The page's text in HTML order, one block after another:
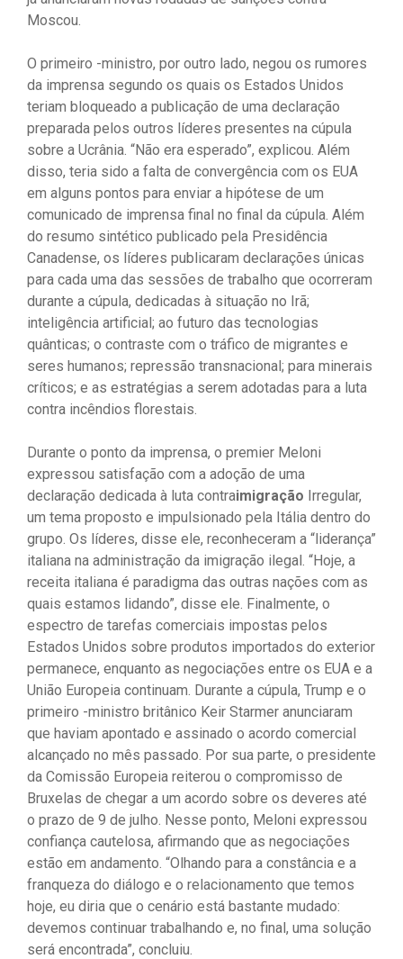
Moscou.
O primeiro -ministro, por outro lado, negou os rumores
da imprensa segundo os quais os Estados Unidos
teriam bloqueado a publicação de uma declaração
preparada pelos outros líderes presentes na cúpula
sobre a Ucrânia. “Não era esperado”, explicou. Além
disso, teria sido a falta de convergência com os EUA
em alguns pontos para enviar a hipótese de um
comunicado de imprensa final no final da cúpula. Além
do resumo sintético publicado pela Presidência
Canadense, os líderes publicaram declarações únicas
para cada uma das sessões de trabalho que ocorreram
durante a cúpula, dedicadas à situação no Irã;
inteligência artificial; ao futuro das tecnologias
quânticas; o contraste com o tráfico de migrantes e
seres humanos; repressão transnacional; para minerais
críticos; e as estratégias a serem adotadas para a luta
contra incêndios florestais.
Durante o ponto da imprensa, o premier Meloni
expressou satisfação com a adoção de uma
declaração dedicada à luta contraimigração Irregular,
um tema proposto e impulsionado pela Itália dentro do
grupo. Os líderes, disse ele, reconheceram a “liderança”
italiana na administração da imigração ilegal. “Hoje, a
receita italiana é paradigma das outras nações com as
quais estamos lidando”, disse ele. Finalmente, o
espectro de tarefas comerciais impostas pelos
Estados Unidos sobre produtos importados do exterior
permanece, enquanto as negociações entre os EUA e a
União Europeia continuam. Durante a cúpula, Trump e o
primeiro -ministro britânico Keir Starmer anunciaram
que haviam apontado e assinado o acordo comercial
alcançado no mês passado. Por sua parte, o presidente
da Comissão Europeia reiterou o compromisso de
Bruxelas de chegar a um acordo sobre os deveres até
o prazo de 9 de julho. Nesse ponto, Meloni expressou
confiança cautelosa, afirmando que as negociações
estão em andamento. “Olhando para a constância e a
franqueza do diálogo e o relacionamento que temos
hoje, eu diria que o cenário está bastante mudado:
devemos continuar trabalhando e, no final, uma solução
será encontrada”, concluiu.